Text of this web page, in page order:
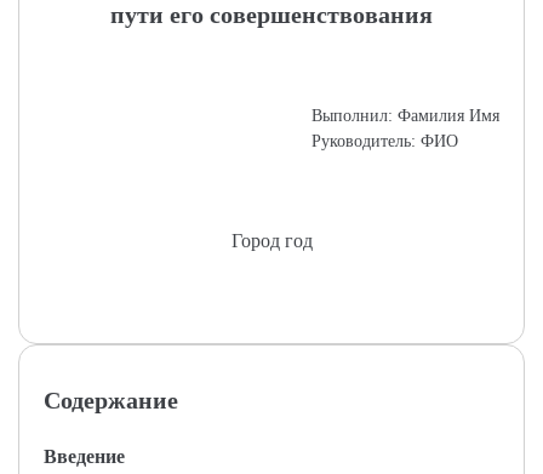
пути его совершенствования
Выполнил: Фамилия Имя
Руководитель: ФИО
Город год
Содержание
Введение